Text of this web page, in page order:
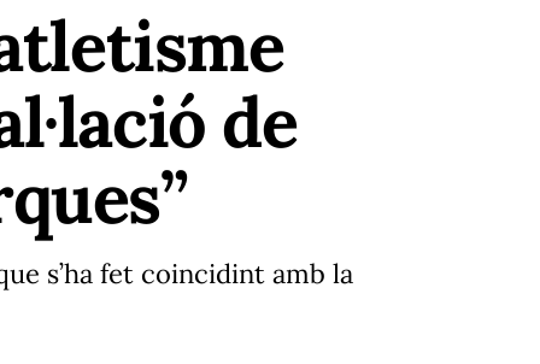
de
s’ha fet coincidint amb la